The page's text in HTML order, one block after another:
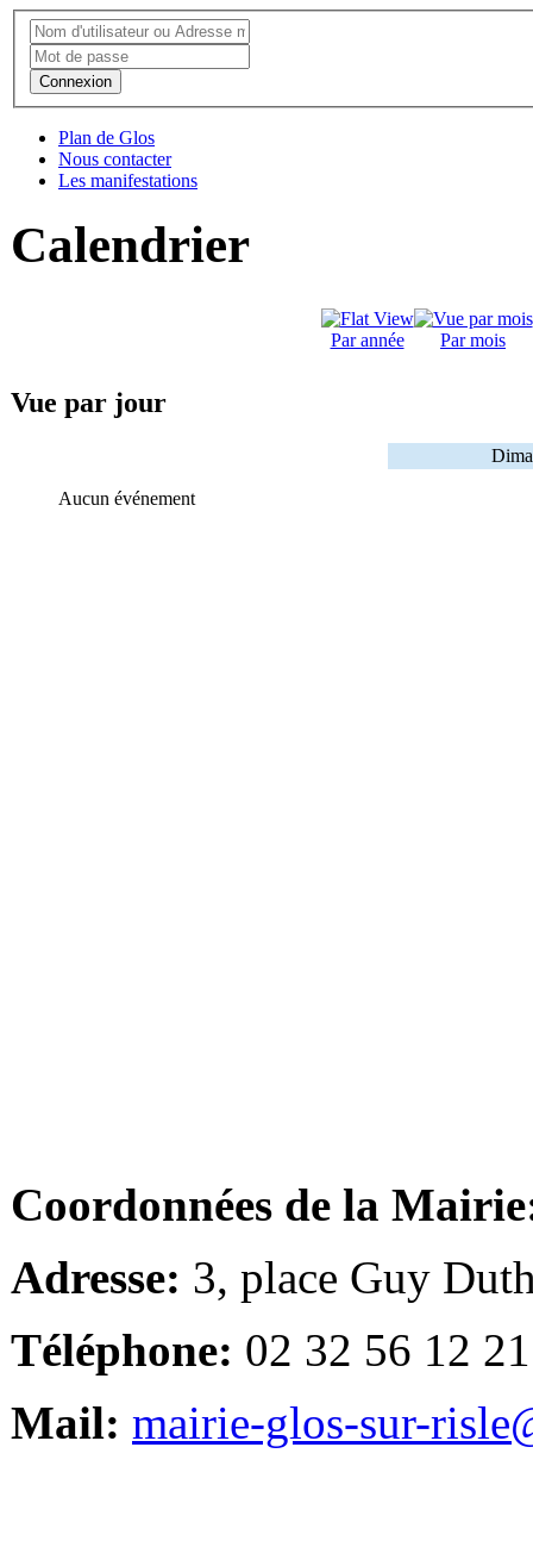
Connexion
Plan de Glos
Nous contacter
Les manifestations
Calendrier
Par année Par mois
Vue par jour
Aucun événement
Coordonnées de la
Adresse: 3, place Guy
Téléphone: 02 32 56 12 21
Mail: mairie-glos-sur-